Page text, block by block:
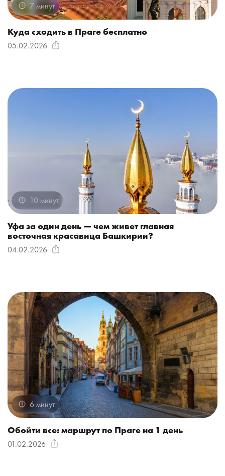
7 минут
Куда сходить в Праге бесплатно
05.02.2026
10 минут
Уфа за один день — чем живет главная
восточная красавица Башкирии?
04.02.2026
6 минут
Обойти все: маршрут по Праге на 1 день
01.02.2026